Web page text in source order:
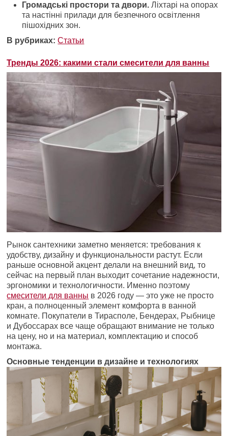
Громадські простори та двори. Ліхтарі на опорах
та настінні прилади для безпечного освітлення
пішохідних зон.
В рубриках: Статьи
Тренды 2026: какими стали смесители для ванны
Рынок сантехники заметно меняется: требования к
удобству, дизайну и функциональности растут. Если
раньше основной акцент делали на внешний вид, то
сейчас на первый план выходит сочетание надежности,
эргономики и технологичности. Именно поэтому
смесители для ванны в 2026 году — это уже не просто
кран, а полноценный элемент комфорта в ванной
комнате. Покупатели в Тирасполе, Бендерах, Рыбнице
и Дубоссарах все чаще обращают внимание не только
на цену, но и на материал, комплектацию и способ
монтажа.
Основные тенденции в дизайне и технологиях